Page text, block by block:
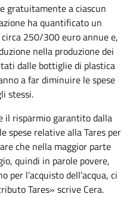
gratuitamente a ciascun
ha quantificato un
250/300 euro annue e,
nella produzione dei
dalle bottiglie di plastica
a far diminuire le spese
stessi.
il risparmio garantito dalla
spese relative alla Tares per
che nella maggior parte
quindi in parole povere,
per l’acquisto dell’acqua, ci
Tares» scrive Cera.